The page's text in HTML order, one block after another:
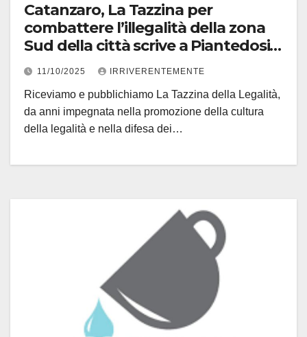
Catanzaro, La Tazzina per
combattere l’illegalità della zona
Sud della città scrive a Piantedosi e
Occhiuto
11/10/2025 IRRIVERENTEMENTE
Riceviamo e pubblichiamo La Tazzina della Legalità,
da anni impegnata nella promozione della cultura
della legalità e nella difesa dei…